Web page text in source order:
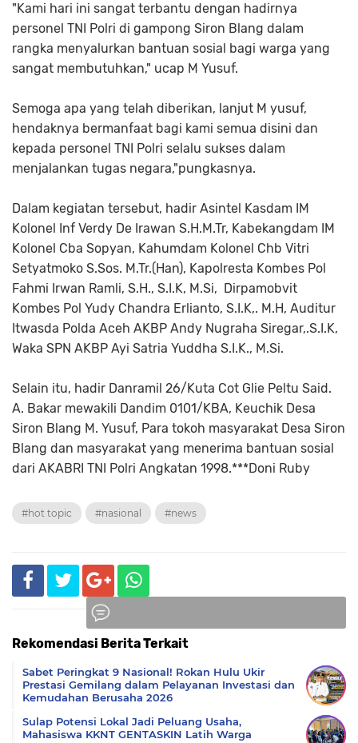
"Kami hari ini sangat terbantu dengan hadirnya
personel TNI Polri di gampong Siron Blang dalam
rangka menyalurkan bantuan sosial bagi warga yang
sangat membutuhkan," ucap M Yusuf.
Semoga apa yang telah diberikan, lanjut M yusuf,
hendaknya bermanfaat bagi kami semua disini dan
kepada personel TNI Polri selalu sukses dalam
menjalankan tugas negara,"pungkasnya.
Dalam kegiatan tersebut, hadir Asintel Kasdam IM
Kolonel Inf Verdy De Irawan S.H.M.Tr, Kabekangdam IM
Kolonel Cba Sopyan, Kahumdam Kolonel Chb Vitri
Setyatmoko S.Sos. M.Tr.(Han), Kapolresta Kombes Pol
Fahmi Irwan Ramli, S.H., S.I.K, M.Si, Dirpamobvit
Kombes Pol Yudy Chandra Erlianto, S.I.K,. M.H, Auditur
Itwasda Polda Aceh AKBP Andy Nugraha Siregar,.S.I.K,
Waka SPN AKBP Ayi Satria Yuddha S.I.K., M.Si.
Selain itu, hadir Danramil 26/Kuta Cot Glie Peltu Said.
A. Bakar mewakili Dandim 0101/KBA, Keuchik Desa
Siron Blang M. Yusuf, Para tokoh masyarakat Desa Siron
Blang dan masyarakat yang menerima bantuan sosial
dari AKABRI TNI Polri Angkatan 1998.***Doni Ruby
#hot topic #nasional #news
Rekomendasi Berita Terkait
Sabet Peringkat 9 Nasional! Rokan Hulu Ukir
Prestasi Gemilang dalam Pelayanan Investasi dan
Kemudahan Berusaha 2026
Sulap Potensi Lokal Jadi Peluang Usaha,
Mahasiswa KKNT GENTASKIN Latih Warga